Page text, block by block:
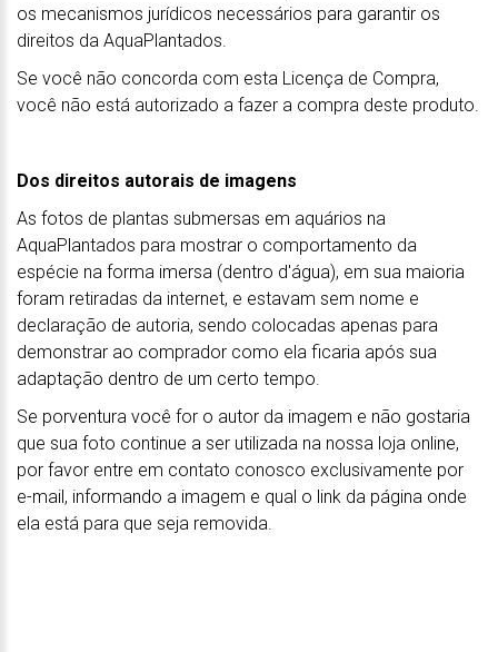
os mecanismos jurídicos necessários para garantir os
direitos da AquaPlantados.
Se você não concorda com esta Licença de Compra,
você não está autorizado a fazer a compra deste produto.
Dos direitos autorais de imagens
As fotos de plantas submersas em aquários na
AquaPlantados para mostrar o comportamento da
espécie na forma imersa (dentro d'água), em sua maioria
foram retiradas da internet, e estavam sem nome e
declaração de autoria, sendo colocadas apenas para
demonstrar ao comprador como ela ficaria após sua
adaptação dentro de um certo tempo.
Se porventura você for o autor da imagem e não gostaria
que sua foto continue a ser utilizada na nossa loja online,
por favor entre em contato conosco exclusivamente por
e-mail, informando a imagem e qual o link da página onde
ela está para que seja removida.